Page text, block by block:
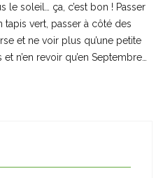
le soleil… ça, c’est bon ! Passer
tapis vert, passer à côté des
et ne voir plus qu’une petite
n’en revoir qu’en Septembre…